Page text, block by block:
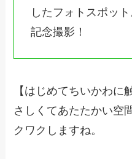
したフォトスポッ
記念撮影！
【はじめてちいかわに
さしくてあたたかい空
クワクしますね。